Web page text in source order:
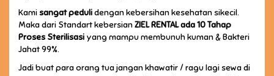
Kamisangat pedulidengan kebersihan kesehatan sikecil.
Maka dari Standart kebersianZIEL RENTALada 10 Tahap
Proses Sterilisasi yang mampu membunuh kuman & Bakteri
Jahat 99%.
Jadi buat para orang tua jangan khawatir / ragu lagi sewa di